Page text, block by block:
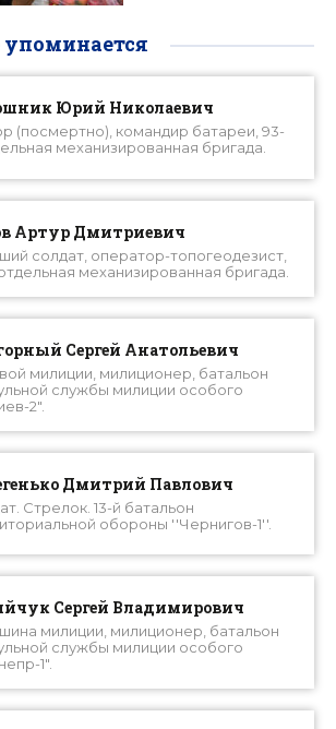
упоминается
Юрий Николаевич
(посмертно), командир батареи, 93-
механизированная бригада.
Артур Дмитриевич
солдат, оператор-топогеодезист,
механизированная бригада.
Сергей Анатольевич
милиции, милиционер, батальон
службы милиции особого
2".
Дмитрий Павлович
Стрелок. 13-й батальон
обороны ''Чернигов-1''.
Сергей Владимирович
милиции, милиционер, батальон
службы милиции особого
1".